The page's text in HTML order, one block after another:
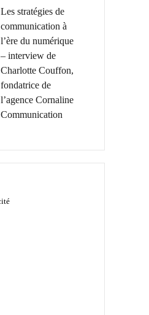
Les stratégies de
communication à
l’ère du numérique
– interview de
Charlotte Couffon,
fondatrice de
l’agence Cornaline
Communication